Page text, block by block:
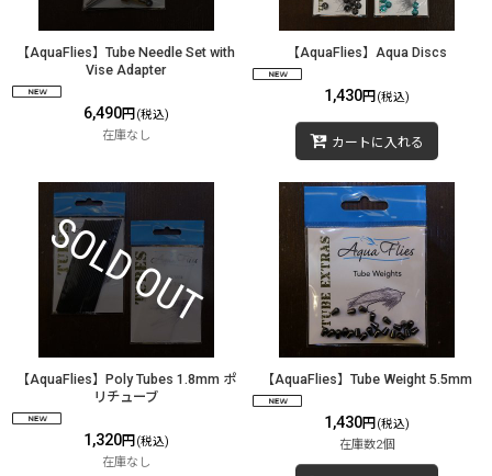
【AquaFlies】Tube Needle Set with
Vise Adapter
6,490円 (税込)
在庫なし
【AquaFlies】Aqua Discs
1,430円 (税込)
カートに入れる
【AquaFlies】Poly Tubes 1.8mm ポ
リチューブ
1,320円 (税込)
在庫なし
【AquaFlies】Tube Weight 5.5mm
1,430円 (税込)
在庫数2個